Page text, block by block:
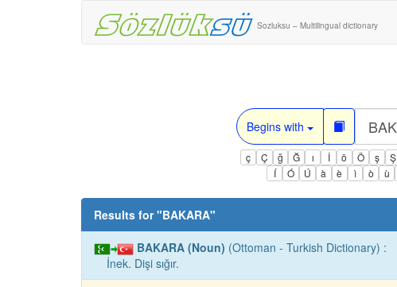
Sozluksu – Multilingual dictionary
Begins with
ç Ç ğ Ğ ı İ ö Ö ş Ş
Í
Ó Ú à è ì ò ù
Results for "BAKARA"
BAKARA (Noun) (Ottoman - Turkish Dictionary) :
İnek. Dişi sığır.